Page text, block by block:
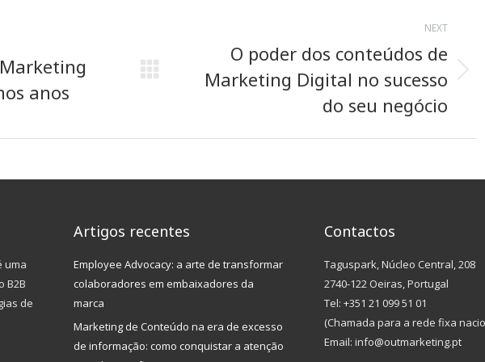
anos
NEXT
Next
O poder dos conteúdos de
Marketing Digital no sucesso
do seu negócio
uma
B2B
de
Artigos recentes
Employee Advocacy: a arte de transformar
colaboradores em embaixadores da
marca
Marketing de Conteúdo na era de excesso
de informação: como conquistar a atenção
Contactos
Taguspark, Núcleo Central, 208
2740-122 Oeiras, Portugal
Tel: +351 21 099 51 01
(Chamada para a rede fixa
Email: info@outmarketing.pt